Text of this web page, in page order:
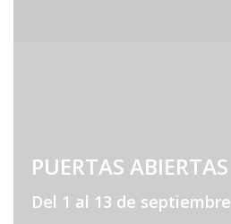
PUERTAS ABIERTAS
Del 1 al 13 de septiembre